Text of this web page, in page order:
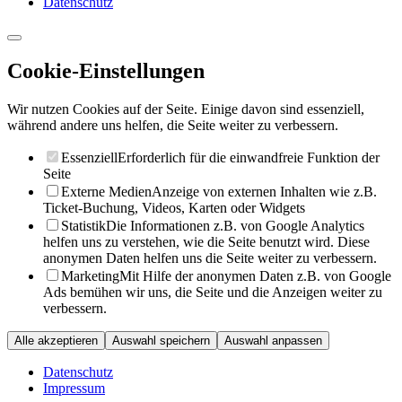
Cookie-Einstellungen
Wir nutzen Cookies auf der Seite. Einige davon sind essenziell,
während andere uns helfen, die Seite weiter zu verbessern.
EssenziellErforderlich für die einwandfreie Funktion der
Seite
Externe MedienAnzeige von externen Inhalten wie z.B.
Ticket-Buchung, Videos, Karten oder Widgets
StatistikDie Informationen z.B. von Google Analytics
helfen uns zu verstehen, wie die Seite benutzt wird. Diese
anonymen Daten helfen uns die Seite weiter zu verbessern.
MarketingMit Hilfe der anonymen Daten z.B. von Google
Ads bemühen wir uns, die Seite und die Anzeigen weiter zu
verbessern.
Alle akzeptieren Auswahl speichern Auswahl anpassen
Datenschutz
Impressum